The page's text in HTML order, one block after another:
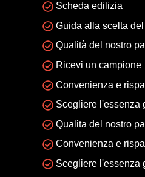
Scheda edilizia
Guida alla scelta
Qualità del nostro
Ricevi un campione
Convenienza e
Scegliere l'essenza
Qualita del nostro
Convenienza e
Scegliere l'essenza